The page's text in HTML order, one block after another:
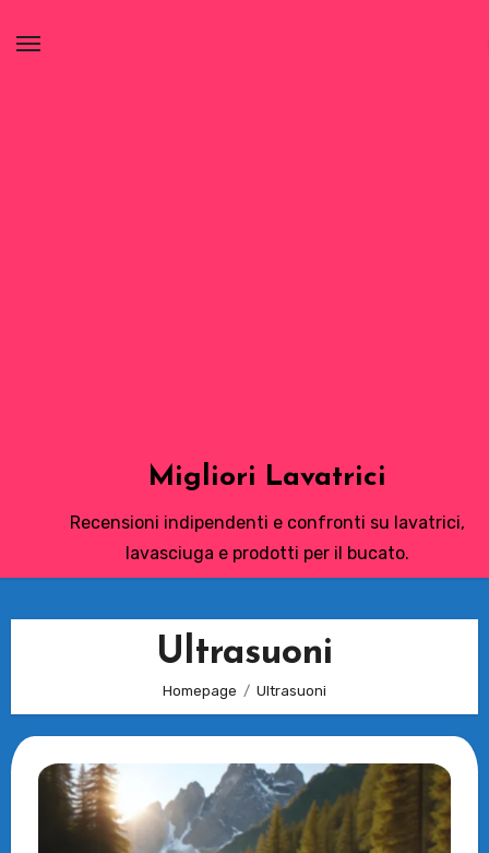
Migliori Lavatrici
Recensioni indipendenti e confronti su lavatrici,
lavasciuga e prodotti per il bucato.
Ultrasuoni
Homepage Ultrasuoni